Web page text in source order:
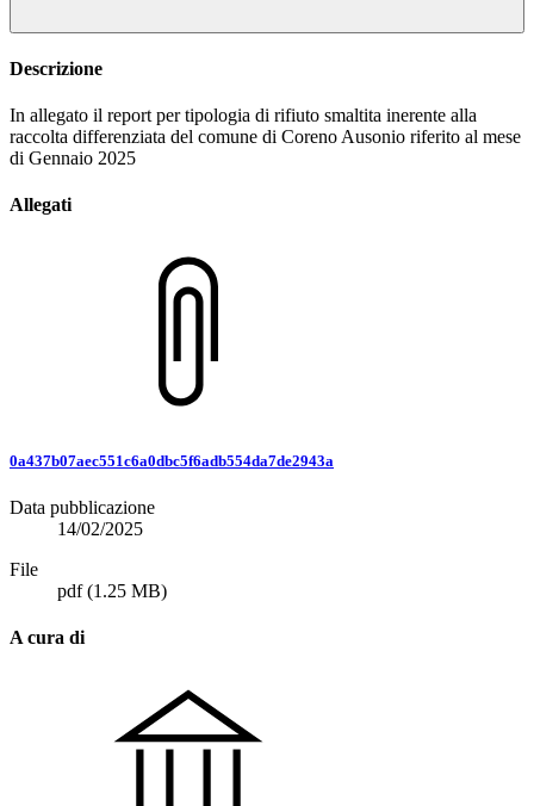
Descrizione
In allegato il report per tipologia di rifiuto smaltita inerente alla
raccolta differenziata del comune di Coreno Ausonio riferito al mese
di Gennaio 2025
Allegati
0a437b07aec551c6a0dbc5f6adb554da7de2943a
Data pubblicazione
14/02/2025
File
pdf(1.25 MB)
A cura di